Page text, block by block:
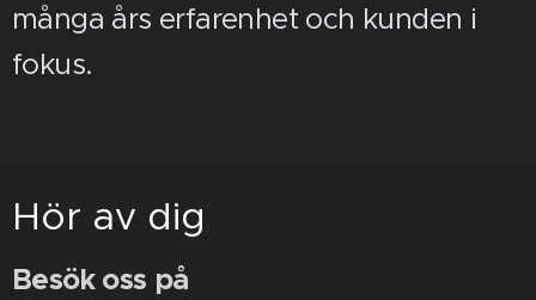
många års erfarenhet och kunden i
fokus.
Hör av dig
Besök oss på